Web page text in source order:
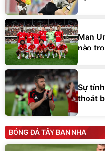
Man
nào
Sự
thoát
BÓNG ĐÁ TÂY BAN NHA